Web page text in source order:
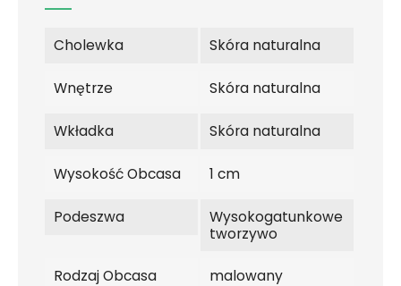
Cholewka Skóra naturalna
Wnętrze Skóra naturalna
Wkładka Skóra naturalna
Wysokość Obcasa 1 cm
Podeszwa
Wysokogatunkowe
tworzywo
Rodzaj Obcasa malowany